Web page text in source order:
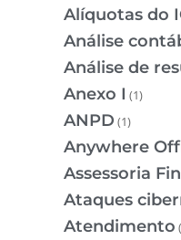
Alíquotas do
Análise
Análise de
Anexo I (1)
ANPD (1)
Anywhere
Assessoria
Ataques
Atendimento